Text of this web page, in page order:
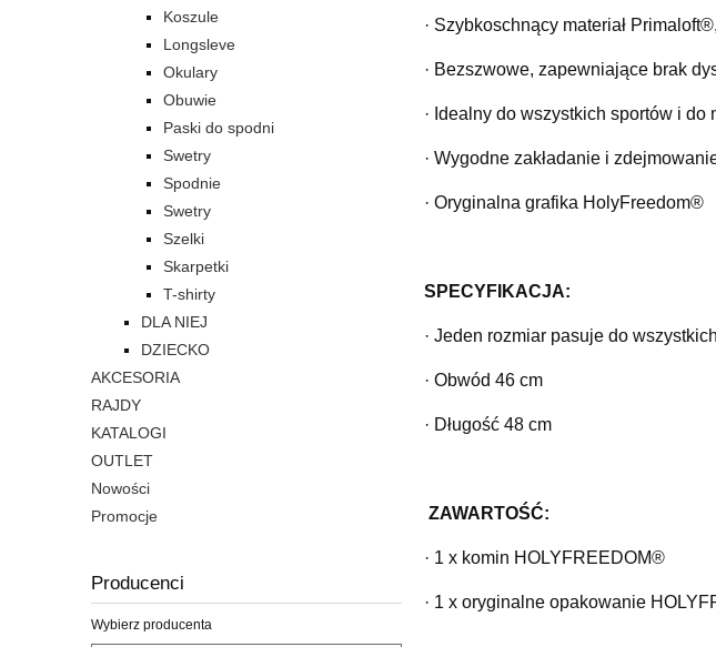
Koszule
Longsleve
Okulary
Obuwie
Paski do spodni
Swetry
Spodnie
Swetry
Szelki
Skarpetki
T-shirty
DLA NIEJ
DZIECKO
AKCESORIA
RAJDY
KATALOGI
OUTLET
Nowości
Promocje
Producenci
Wybierz producenta
· Szybkoschnący materiał
· Bezszwowe, zapewniające brak
· Idealny do wszystkich sportów i
· Wygodne zakładanie i
· Oryginalna grafika HolyFreedom®
SPECYFIKACJA:
· Jeden rozmiar pasuje do wszystkich
· Obwód 46 cm
· Długość 48 cm
· 1 x komin HOLYFREEDOM®
· 1 x oryginalne opakowanie